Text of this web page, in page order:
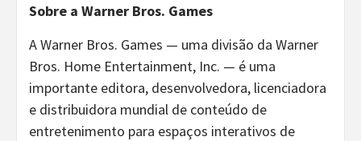
Sobre a Warner Bros. Games
A Warner Bros. Games — uma divisão da Warner
Bros. Home Entertainment, Inc. — é uma
importante editora, desenvolvedora, licenciadora
e distribuidora mundial de conteúdo de
entretenimento para espaços interativos de